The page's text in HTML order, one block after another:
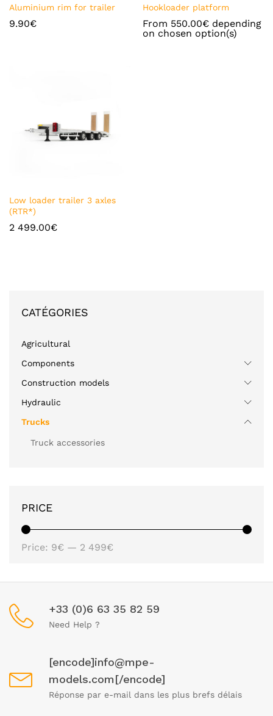
Ajou
Aluminium rim for trailer
9.90€
Ajou
ter à
la
Hookloader platform
From 550.00€ depending
on chosen option(s)
Ajou
Low loader trailer 3 axles
(RTR*)
2 499.00€
CATÉGORIES
Agricultural
Components
Construction models
Hydraulic
Trucks
Truck accessories
PRICE
Price: 9€ — 2 499€
+33 (0)6 63 35 82 59
Need Help ?
[encode]info@mpe-
models.com[/encode]
Réponse par e-mail dans les plus brefs délais